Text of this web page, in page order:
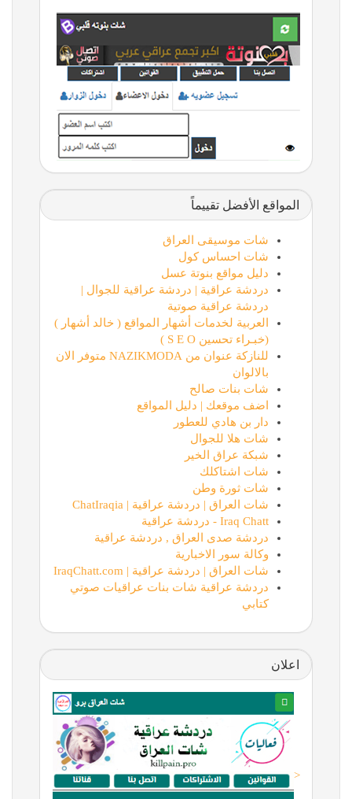
المواقع الأفضل تقييماً
شات موسيقى العراق
شات احساس كول
دليل مواقع بنوتة عسل
دردشة عراقية | دردشة عراقية للجوال |
دردشة عراقية صوتية
العربية لخدمات أشهار المواقع ( خالد أشهار )
(خبـراء تحسين S E O )
للنازكة عنوان من NAZIKMODA متوفر الان
بالالوان
شات بنات صالح
اضف موقعك | دليل المواقع
دار بن هادي للعطور
شات هلا للجوال
شبكة عراق الخير
شات اشتاكلك
شات ثورة وطن
شات العراق | دردشة عراقية | ChatIraqia
Iraq Chatt - دردشة عراقية
دردشة صدى العراق , دردشة عراقية
وكالة سور الاخبارية
شات العراق | دردشة عراقية | IraqChatt.com
دردشة عراقية شات بنات عراقيات صوتي
كتابي
اعلان
<